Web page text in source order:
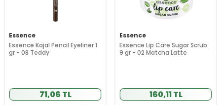
Essence
Essence Kajal Pencil Eyeliner 1
gr - 08 Teddy
71,06 TL
Essence
Essence Lip Care Sugar Scrub
9 gr - 02 Matcha Latte
160,11 TL